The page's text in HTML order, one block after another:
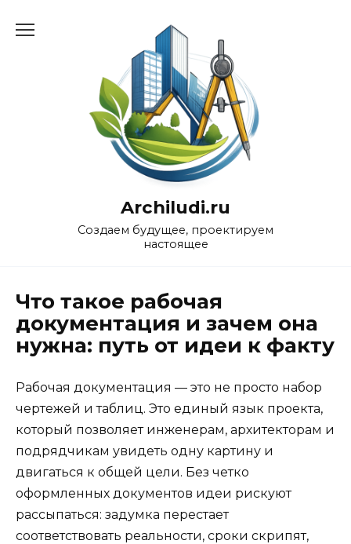
Archiludi.ru
Создаем будущее, проектируем
настоящее
Что такое рабочая
документация и зачем она
нужна: путь от идеи к факту
Рабочая документация — это не просто набор
чертежей и таблиц. Это единый язык проекта,
который позволяет инженерам, архитекторам и
подрядчикам увидеть одну картину и
двигаться к общей цели. Без четко
оформленных документов идеи рискуют
рассыпаться: задумка перестает
соответствовать реальности, сроки скрипят,